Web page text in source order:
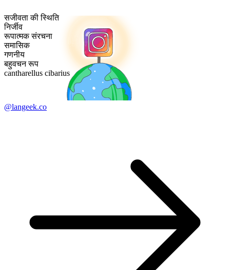
सजीवता की स्थिति
निर्जीव
रूपात्मक संरचना
समासिक
गणनीय
बहुवचन रूप
cantharellus cibarius
@langeek.co